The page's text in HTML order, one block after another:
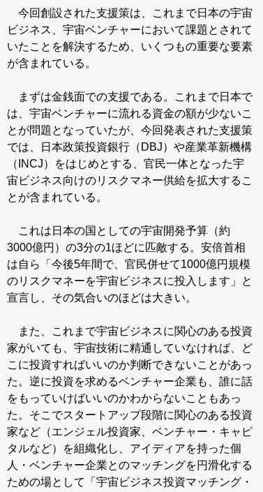
今回創設された支援策は、これまで日本の宇宙
ビジネス、宇宙ベンチャーにおいて課題とされて
いたことを解決するため、いくつもの重要な要素
が含まれている。
まずは金銭面での支援である。これまで日本で
は、宇宙ベンチャーに流れる資金の額が少ないこ
とが問題となっていたが、今回発表された支援策
では、日本政策投資銀行（DBJ）や産業革新機構
（INCJ）をはじめとする、官民一体となった宇
宙ビジネス向けのリスクマネー供給を拡大するこ
とが含まれている。
これは日本の国としての宇宙開発予算（約
3000億円）の3分の1ほどに匹敵する。安倍首相
は自ら「今後5年間で、官民併せて1000億円規模
のリスクマネーを宇宙ビジネスに投入します」と
宣言し、その気合いのほどは大きい。
また、これまで宇宙ビジネスに関心のある投資
家がいても、宇宙技術に精通していなければ、ど
こに投資すればいいのか判断できないことがあっ
た。逆に投資を求めるベンチャー企業も、誰に話
をもっていけばいいのかわからないこともあっ
た。そこでスタートアップ段階に関心のある投資
家など（エンジェル投資家、ベンチャー・キャピ
タルなど）を組織化し、アイディアを持った個
人・ベンチャー企業とのマッチングを円滑化する
ための場として「宇宙ビジネス投資マッチング・